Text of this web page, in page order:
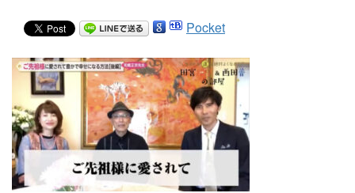
Pocket